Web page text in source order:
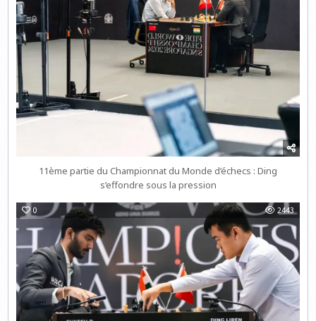
11ème partie du Championnat du Monde d’échecs : Ding
s’effondre sous la pression
0 2443